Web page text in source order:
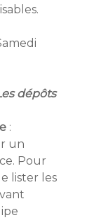
dépôts
:
un
Pour
lister les